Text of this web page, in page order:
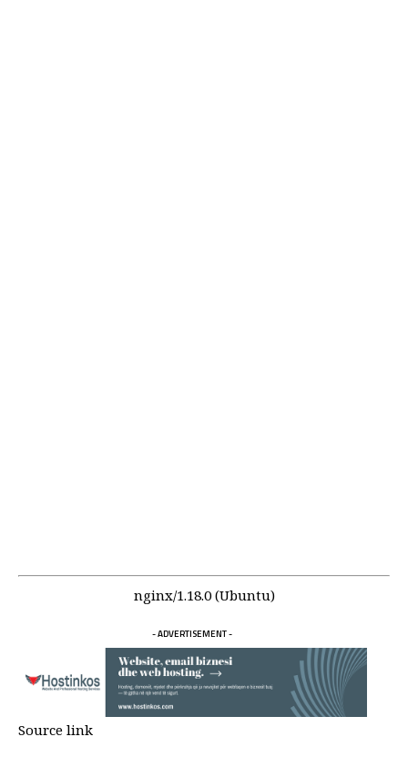
nginx/1.18.0 (Ubuntu)
- ADVERTISEMENT -
Source link